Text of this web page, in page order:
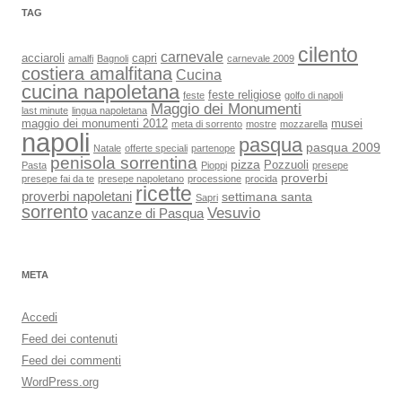
TAG
acciaroli amalfi Bagnoli capri carnevale carnevale 2009 cilento
costiera amalfitana Cucina
cucina napoletana feste feste religiose golfo di napoli
last minute lingua napoletana Maggio dei Monumenti
maggio dei monumenti 2012 meta di sorrento mostre mozzarella musei
napoli Natale offerte speciali partenope pasqua pasqua 2009
Pasta penisola sorrentina Pioppi pizza Pozzuoli presepe
presepe fai da te presepe napoletano processione procida proverbi
proverbi napoletani ricette Sapri settimana santa
sorrento vacanze di Pasqua Vesuvio
META
Accedi
Feed dei contenuti
Feed dei commenti
WordPress.org